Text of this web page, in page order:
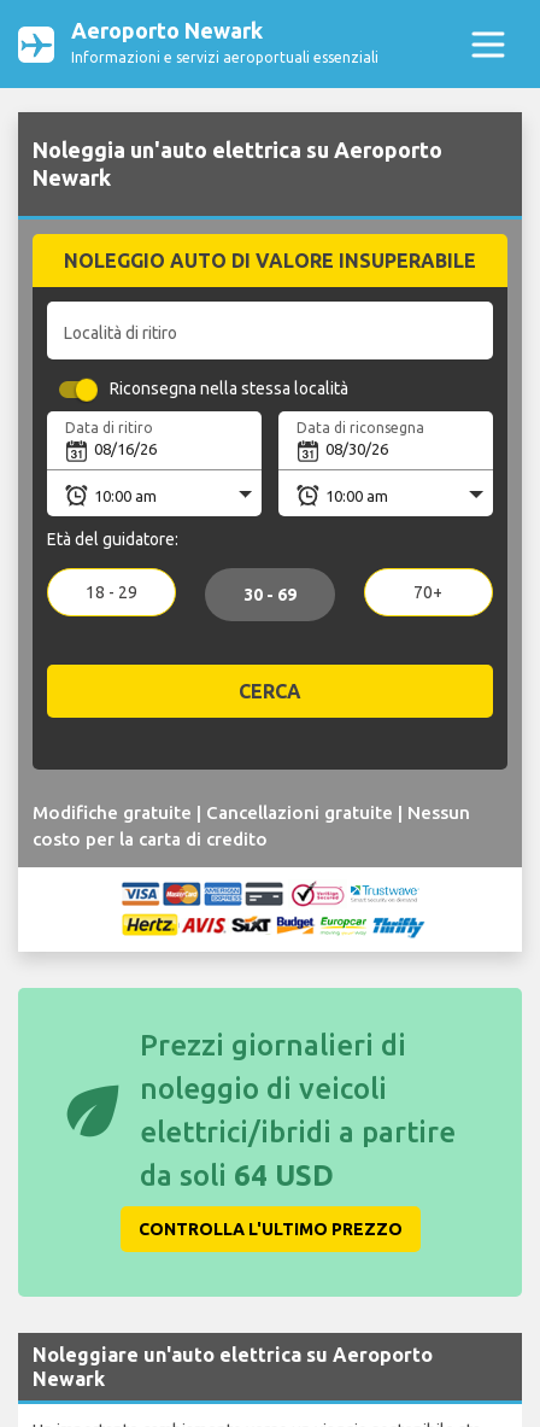
Aeroporto Newark
Informazioni e servizi aeroportuali essenziali
Noleggia un'auto elettrica su Aeroporto
Newark
NOLEGGIO AUTO DI VALORE INSUPERABILE
Località di ritiro
Riconsegna nella stessa località
Data di ritiro Data di riconsegna
Età del guidatore:
18 - 29 30 - 69 70+
CERCA
Modifiche gratuite | Cancellazioni gratuite | Nessun
costo per la carta di credito
eco
Prezzi giornalieri di
noleggio di veicoli
elettrici/ibridi a partire
da soli 64 USD
CONTROLLA L'ULTIMO PREZZO
Noleggiare un'auto elettrica su Aeroporto
Newark